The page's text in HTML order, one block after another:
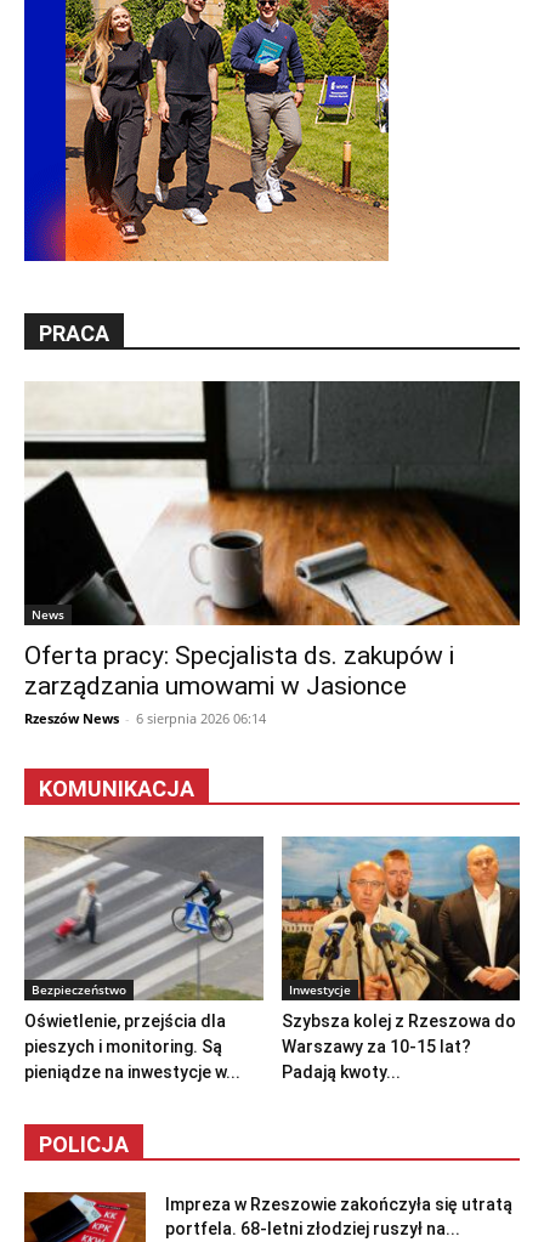
PRACA
News
Oferta pracy: Specjalista ds. zakupów i
zarządzania umowami w Jasionce
Rzeszów News - 6 sierpnia 2026 06:14
KOMUNIKACJA
Bezpieczeństwo
Oświetlenie, przejścia dla
pieszych i monitoring. Są
pieniądze na inwestycje w...
Inwestycje
Szybsza kolej z Rzeszowa do
Warszawy za 10-15 lat?
Padają kwoty...
POLICJA
Impreza w Rzeszowie zakończyła się utratą
portfela. 68-letni złodziej ruszył na...